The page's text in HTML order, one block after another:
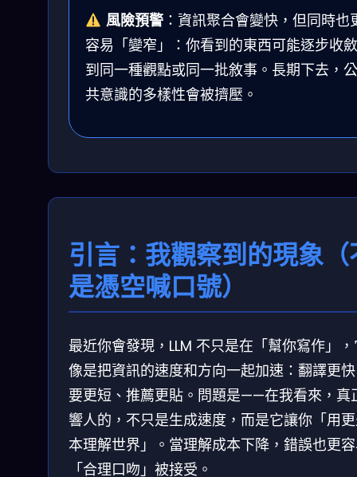
風險預警：資訊聚合會變快，但同時也
容易「變窄」：你看到的東西可能逐步收斂
到同一種觀點或同一批敘事。長期下去，公
共意識的多樣性會被擠壓。
引言：我觀察到的現象（
是憑空喊口號）
最近你會發現，LLM 不只是在「幫你寫作」
像是把資訊的速度和方向一起加速：翻譯更
要更短、推薦更貼。問題是——在我看來，真
響人的，不只是生成速度，而是它讓你「用
本理解世界」。當理解成本下降，錯誤也更
「合理口吻」被接受。